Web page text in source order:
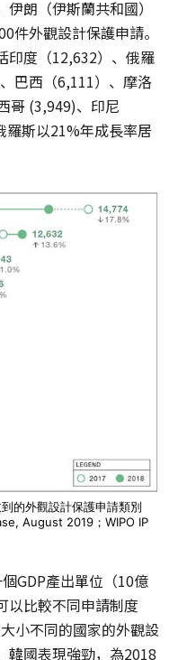
朗（伊斯蘭共和國）
件外觀設計保護申請。
印度（12,632）、俄羅
巴西（6,111）、摩洛
哥 (3,949)、印尼
斯以21%年成長率居
的外觀設計保護申請類別
August 2019；WIPO IP
GDP產出單位（10億
以比較不同申請制度
小不同的國家的外觀設
韓國表現強勁，為2018